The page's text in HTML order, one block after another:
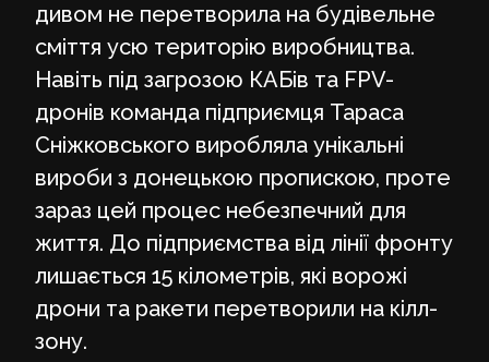
дивом не перетворила на будівельне
сміття усю територію виробництва.
Навіть під загрозою КАБів та FPV-
дронів команда підприємця Тараса
Сніжковського виробляла унікальні
вироби з донецькою пропискою, проте
зараз цей процес небезпечний для
життя. До підприємства від лінії фронту
лишається 15 кілометрів, які ворожі
дрони та ракети перетворили на кілл-
зону.